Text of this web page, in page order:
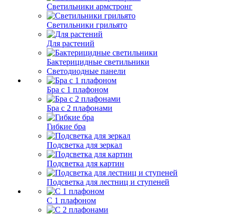
Светильники армстронг
Светильники грильято
Для растений
Бактерицидные светильники
Светодиодные панели
Бра с 1 плафоном
Бра с 2 плафонами
Гибкие бра
Подсветка для зеркал
Подсветка для картин
Подсветка для лестниц и ступеней
С 1 плафоном